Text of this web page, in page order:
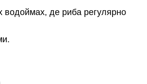
водоймах, де риба регулярно